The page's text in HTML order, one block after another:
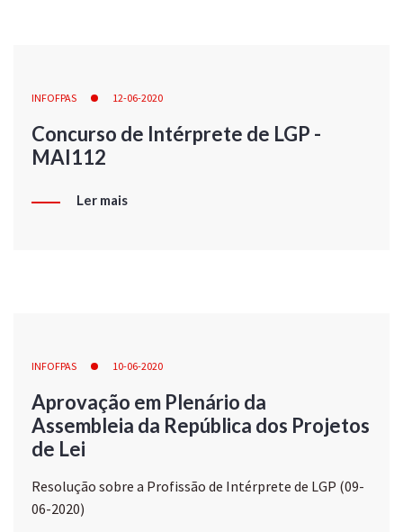
INFOFPAS 12-06-2020
Concurso de Intérprete de LGP -
MAI112
Ler mais
INFOFPAS 10-06-2020
Aprovação em Plenário da
Assembleia da República dos Projetos
de Lei
Resolução sobre a Profissão de Intérprete de LGP (09-
06-2020)